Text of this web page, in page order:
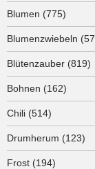
Blumen (775)
Blumenzwiebeln
Blütenzauber (819)
Bohnen (162)
Chili (514)
Drumherum (123)
Frost (194)